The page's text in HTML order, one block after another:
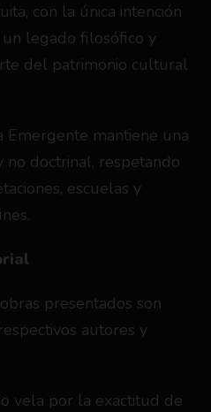
con la única intención
legado filosófico y
del patrimonio cultural
Emergente mantiene una
no doctrinal, respetando
escuelas y
presentados son
autores y
vela por la exactitud de